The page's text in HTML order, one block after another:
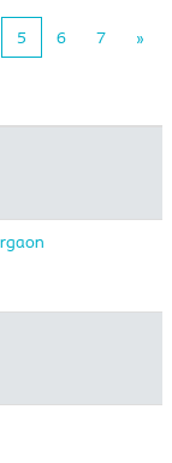
5 6 7 »